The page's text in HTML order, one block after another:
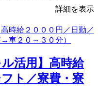
詳細を表示
ル活用】高時給
ト／寮費・寮